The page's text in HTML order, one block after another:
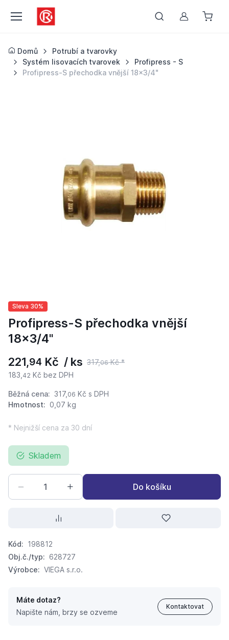
Můj účet
Domů
Potrubí a tvarovky
Systém lisovacích tvarovek
Profipress - S
Profipress-S přechodka vnější 18x3/4"
Sleva 30%
Profipress-S přechodka vnější
18x3/4"
221,94 Kč / ks 317,06Kč *
183, 42 Kč bez DPH
Běžná cena: 317, 06 Kč s DPH
Hmotnost: 0,07 kg
* Nejnižší cena za 30 dní
Skladem
Do košíku
Kód: 198812
Obj.č./typ: 628727
Výrobce: VIEGA s.r.o.
Máte dotaz?
Napište nám, brzy se ozveme
Kontaktovat